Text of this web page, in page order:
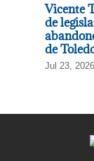
Vicente
de
de
Jul 23, 2026